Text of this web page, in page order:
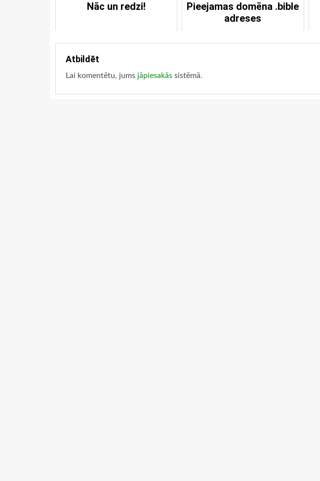
Nāc un redzi!
Pieejamas domēna .bible
adreses
Atbildēt
Lai komentētu, jums jāpiesakās sistēmā.